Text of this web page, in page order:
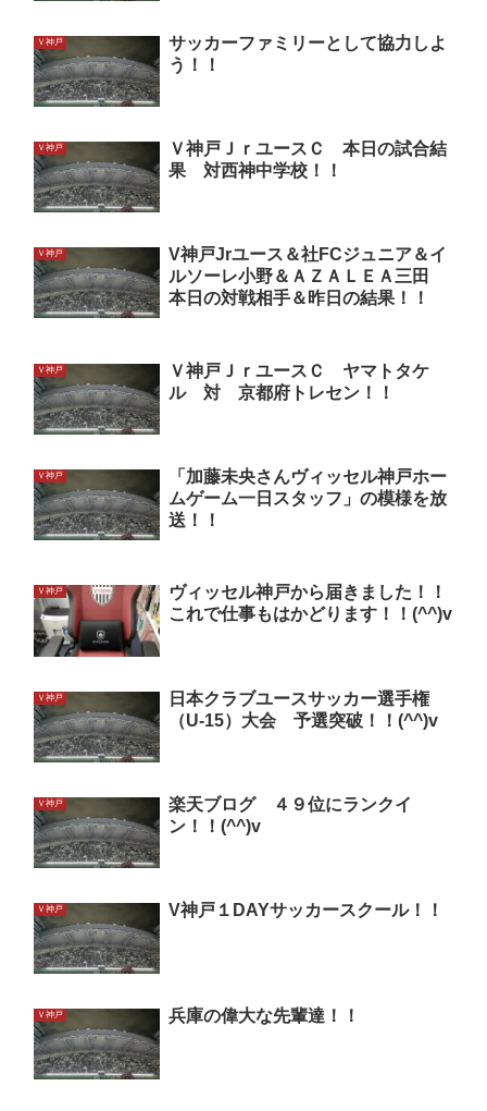
Ｖ神戸
サッカーファミリーとして協力しよ
う！！
Ｖ神戸
Ｖ神戸ＪｒユースＣ 本日の試合結
果 対西神中学校！！
Ｖ神戸
V神戸Jrユース＆社FCジュニア＆イ
ルソーレ小野＆ＡＺＡＬＥＡ三田
本日の対戦相手＆昨日の結果！！
Ｖ神戸
Ｖ神戸ＪｒユースＣ ヤマトタケ
ル 対 京都府トレセン！！
Ｖ神戸
「加藤未央さんヴィッセル神戸ホー
ムゲーム一日スタッフ」の模様を放
送！！
Ｖ神戸
ヴィッセル神戸から届きました！！
これで仕事もはかどります！！(^^)v
Ｖ神戸
日本クラブユースサッカー選手権
（U-15）大会 予選突破！！(^^)v
Ｖ神戸
楽天ブログ ４９位にランクイ
ン！！(^^)v
Ｖ神戸 V神戸１DAYサッカースクール！！
Ｖ神戸 兵庫の偉大な先輩達！！